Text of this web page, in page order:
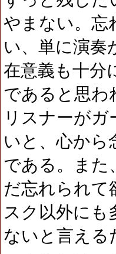
やまない。忘
い、単に演奏
在意義も十分
であると思わ
リスナーが
いと、心から
である。また
だ忘れられて
スク以外にも
ないと言える